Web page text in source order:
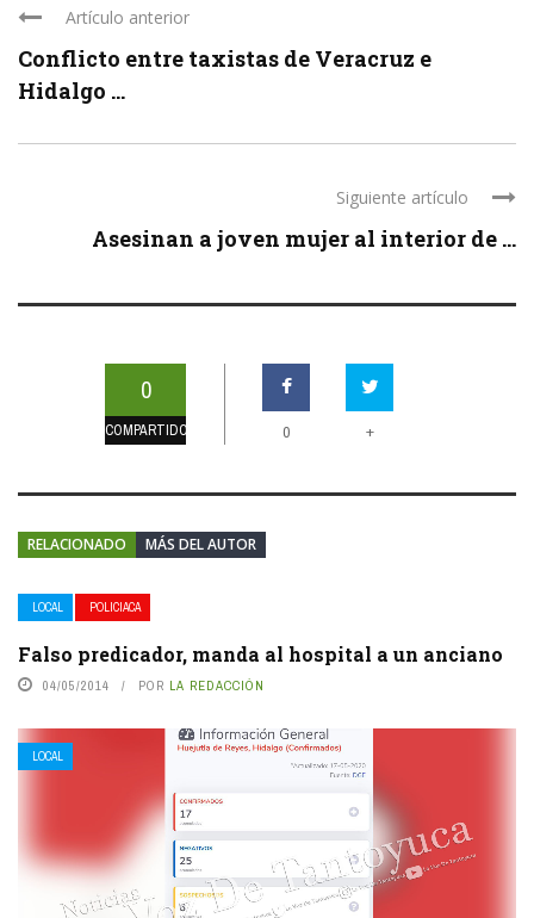
Artículo anterior
Conflicto entre taxistas de Veracruz e
Hidalgo ...
Siguiente artículo
Asesinan a joven mujer al interior de ...
0
COMPARTIDOS 0 +
RELACIONADO MÁS DEL AUTOR
LOCAL POLICIACA
Falso predicador, manda al hospital a un anciano
04/05/2014 POR LA REDACCIÓN
LOCAL